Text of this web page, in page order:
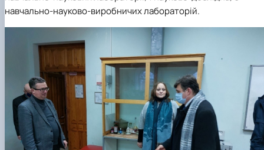
навчально-науково-виробничих лабораторій.